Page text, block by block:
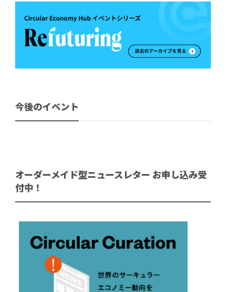
今後のイベント
オーダーメイド型ニュースレター お申し込み受
付中！